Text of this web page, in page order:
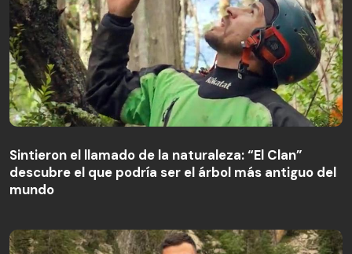
descubre el que podría ser el árbol más antiguo del
mundo
Sintieron el llamado de la naturaleza: “El Clan”
descubre el que podría ser el árbol más antiguo del
mundo